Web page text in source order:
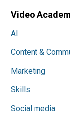
Video
AI
Content &
Marketing
Skills
Social media